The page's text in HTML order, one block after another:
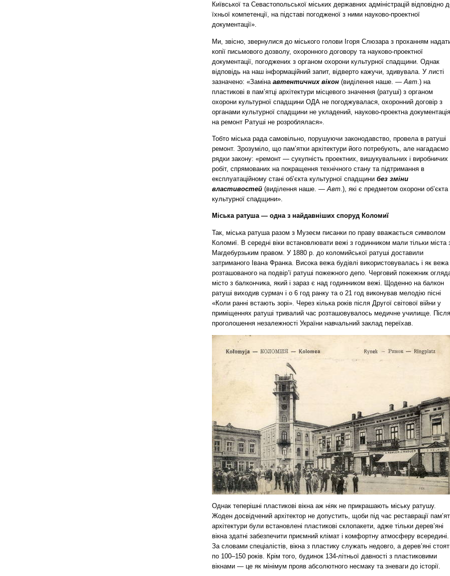
Київської та Севастопольської міських державних адміністрацій відповідно
їхньої компетенції, на підставі погодженої з ними науково-проектної
документації».
Ми, звісно, звернулися до міського голови Ігоря Слюзара з проханням
копії письмового дозволу, охоронного договору та науково-проектної
документації, погоджених з органом охорони культурної спадщини. Однак
відповідь на наш інформаційний запит, відверто кажучи, здивувала. У листі
зазначено: «Заміна автентичних вікон (виділення наше. — Авт .) на
пластикові в пам’ятці архітектури місцевого значення (ратуші) з органом
охорони культурної спадщини ОДА не погоджувалася, охоронний договір з
органами культурної спадщини не укладений, науково-проектна документація
на ремонт Ратуші не розроблялася».
Тобто міська рада самовільно, порушуючи законодавство, провела в ратуші
ремонт. Зрозуміло, що пам’ятки архітектури його потребують, але нагадаємо
рядки закону: «ремонт — сукупність проектних, вишукувальних і виробничих
робіт, спрямованих на покращення технічного стану та підтримання в
експлуатаційному стані об’єкта культурної спадщини без зміни
властивостей (виділення наше. — Авт .), які є предметом охорони об’єкта
культурної спадщини».
Міська ратуша — одна з найдавніших споруд Коломиї
Так, міська ратуша разом з Музеєм писанки по праву вважається символом
Коломиї. В середні віки встановлювати вежі з годинником мали тільки міста
Магдебурзьким правом. У 1880 р. до коломийської ратуші доставили
затриманого Івана Франка. Висока вежа будівлі використовувалась і як вежа
розташованого на подвір’ї ратуші пожежного депо. Черговий пожежник
місто з балкончика, який і зараз є над годинником вежі. Щоденно на балкон
ратуші виходив сурмач і о 6 год ранку та о 21 год виконував мелодію пісні
«Коли ранні встають зорі». Через кілька років після Другої світової війни у
приміщеннях ратуші тривалий час розташовувалось медичне училище. Після
проголошення незалежності України навчальний заклад переїхав.
Однак теперішні пластикові вікна аж ніяк не прикрашають міську ратушу.
Жоден досвідчений архітектор не допустить, щоби під час реставрації
архітектури були встановлені пластикові склопакети, адже тільки дерев’яні
вікна здатні забезпечити приємний клімат і комфортну атмосферу всередині.
За словами спеціалістів, вікна з пластику служать недовго, а дерев’яні
по 100–150 років. Крім того, будинок 134-літньої давності з пластиковими
вікнами — це як мінімум прояв абсолютного несмаку та зневаги до історії.